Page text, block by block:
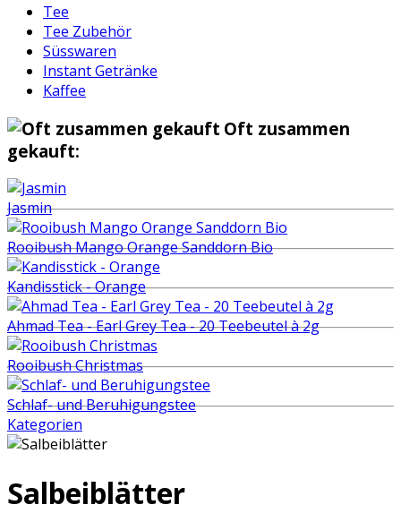
Tee
Tee Zubehör
Süsswaren
Instant Getränke
Kaffee
Oft zusammen
gekauft:
Jasmin
Rooibush Mango Orange Sanddorn Bio
Kandisstick - Orange
Ahmad Tea - Earl Grey Tea - 20 Teebeutel à 2g
Rooibush Christmas
Schlaf- und Beruhigungstee
Kategorien
Salbeiblätter